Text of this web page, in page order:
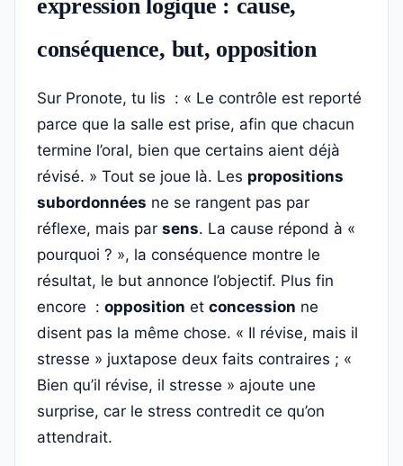
expression logique : cause,
conséquence, but, opposition
Sur Pronote, tu lis : « Le contrôle est reporté
parce que la salle est prise, afin que chacun
termine l’oral, bien que certains aient déjà
révisé. » Tout se joue là. Les propositions
subordonnées ne se rangent pas par
réflexe, mais par sens. La cause répond à «
pourquoi ? », la conséquence montre le
résultat, le but annonce l’objectif. Plus fin
encore : opposition et concession ne
disent pas la même chose. « Il révise, mais il
stresse » juxtapose deux faits contraires ; «
Bien qu’il révise, il stresse » ajoute une
surprise, car le stress contredit ce qu’on
attendrait.